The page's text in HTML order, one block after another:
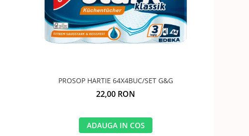
PROSOP HARTIE 64X4BUC/SET G&G
22,00 RON
ADAUGA IN COS